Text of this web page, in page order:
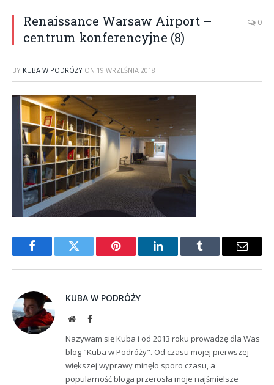
Renaissance Warsaw Airport –
centrum konferencyjne (8)
0
BY KUBA W PODRÓŻY ON 19 WRZEŚNIA 2018
FacebookTwitter Pinterest LinkedInTumblr Email
KUBA W PODRÓŻY
WebsiteFacebook
Nazywam się Kuba i od 2013 roku prowadzę dla Was
blog "Kuba w Podróży". Od czasu mojej pierwszej
większej wyprawy minęło sporo czasu, a
popularność bloga przerosła moje najśmielsze